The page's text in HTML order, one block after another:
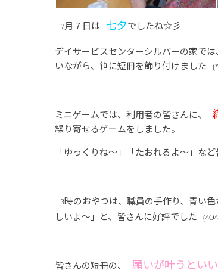
7月７日は 七夕でしたね☆彡
デイサービスセンターシルバーの家では
いながら、笹に短冊を飾り付けました
ミニゲームでは、利用者の皆さんに、
繰り寄せるゲームをしました。
「ゆっくりね～」「たおれるよ～」な
3時のおやつは、職員の手作り、青い色
しいよ～」と、皆さんに好評でした
皆さんの短冊の、 願いが叶うとい